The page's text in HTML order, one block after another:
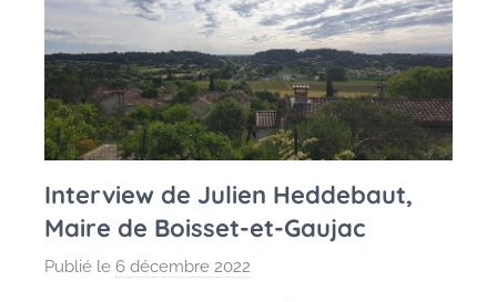
Interview de Julien Heddebaut,
Maire de Boisset-et-Gaujac
Publié le 6 décembre 2022